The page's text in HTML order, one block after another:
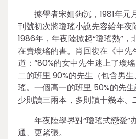
據學者宋姍鉤沉，1981年元
刊號初次將瓊瑤小說先容給年夜
1986年，年夜陸掀起“瓊瑤熱”
在賣瓊瑤的書。肖回復在《中先
道：“80%的女中先生迷上了瓊
二的班里 90%的先生（包含男
瑤。一個高一的班里 50%的先
少則讀三兩本，多則讀十幾本、
年夜陸學界對“瓊瑤式戀愛”
通、更緊張。